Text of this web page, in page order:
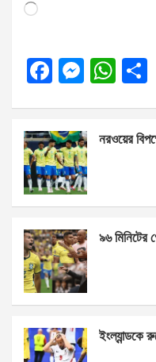
Loading…
F
b
o
o
k
M
n
g
er
W
s
p
নরওয়ের
৯৬ মিনিটের
ইংল্যান্ডকে